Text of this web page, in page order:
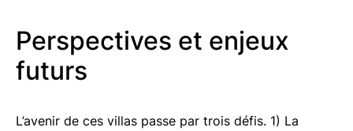
Perspectives et enjeux
futurs
L’avenir de ces villas passe par trois défis. 1) La